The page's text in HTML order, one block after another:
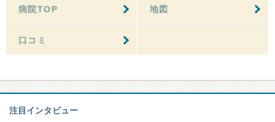
病院TOP 地図
口コミ
注目インタビュー